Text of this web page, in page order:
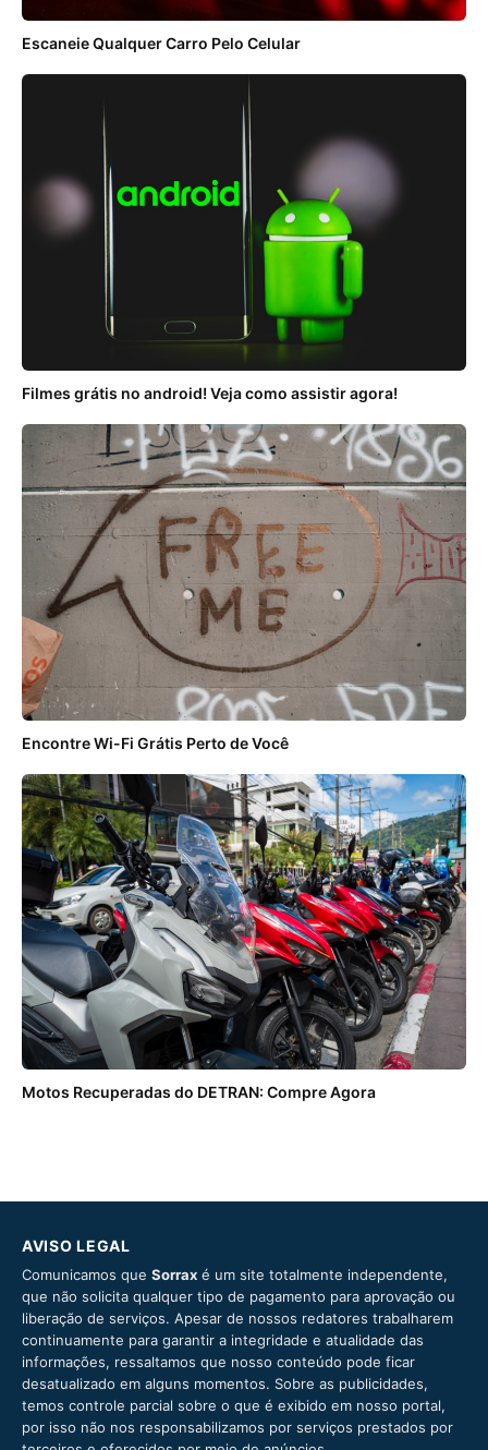
Escaneie Qualquer Carro Pelo Celular
Filmes grátis no android! Veja como assistir agora!
Encontre Wi-Fi Grátis Perto de Você
Motos Recuperadas do DETRAN: Compre Agora
AVISO LEGAL
Comunicamos que Sorrax é um site totalmente independente,
que não solicita qualquer tipo de pagamento para aprovação ou
liberação de serviços. Apesar de nossos redatores trabalharem
continuamente para garantir a integridade e atualidade das
informações, ressaltamos que nosso conteúdo pode ficar
desatualizado em alguns momentos. Sobre as publicidades,
temos controle parcial sobre o que é exibido em nosso portal,
por isso não nos responsabilizamos por serviços prestados por